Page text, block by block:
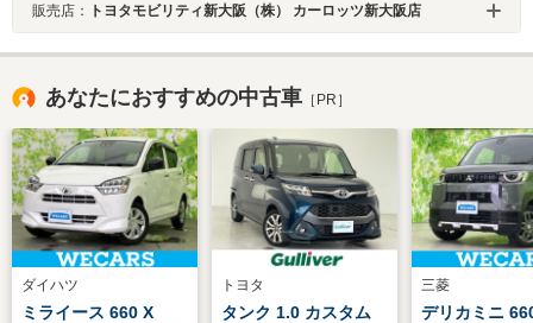
販売店： トヨタモビリティ新大阪（株） カーロッツ新大阪店
あなたにおすすめの中古車 ［PR］
ダイハツ
ミライース 660 X
トヨタ
タンク 1.0 カスタム
三菱
デリカミニ